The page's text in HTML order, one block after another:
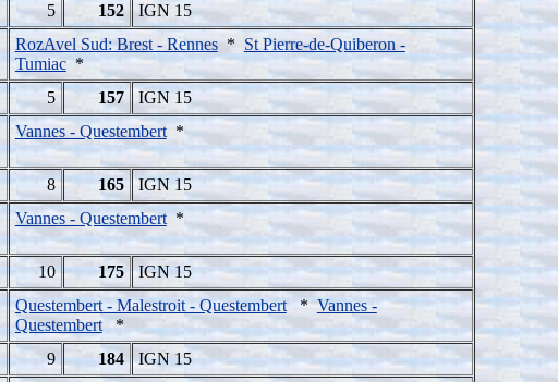
5 152
IGN 15
RozAvel Sud: Brest - Rennes* St Pierre-de-Quiberon -
Tumiac*
5 157
IGN 15
Vannes - Questembert*
8 165
IGN 15
Vannes - Questembert*
10 175
IGN 15
Questembert - Malestroit - Questembert*Vannes -
Questembert*
9 184
IGN 15